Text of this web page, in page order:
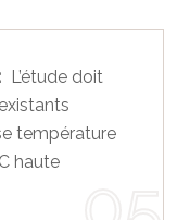
L’étude doit
température
haute